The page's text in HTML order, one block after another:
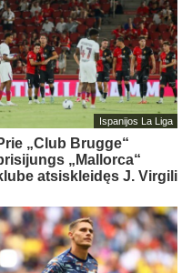
Ispanijos La Liga
„Club Brugge“
„Mallorca“
atsiskleidęs J. Virgili